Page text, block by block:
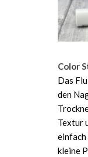
Color
Das
den
Textur
einfach
kleine